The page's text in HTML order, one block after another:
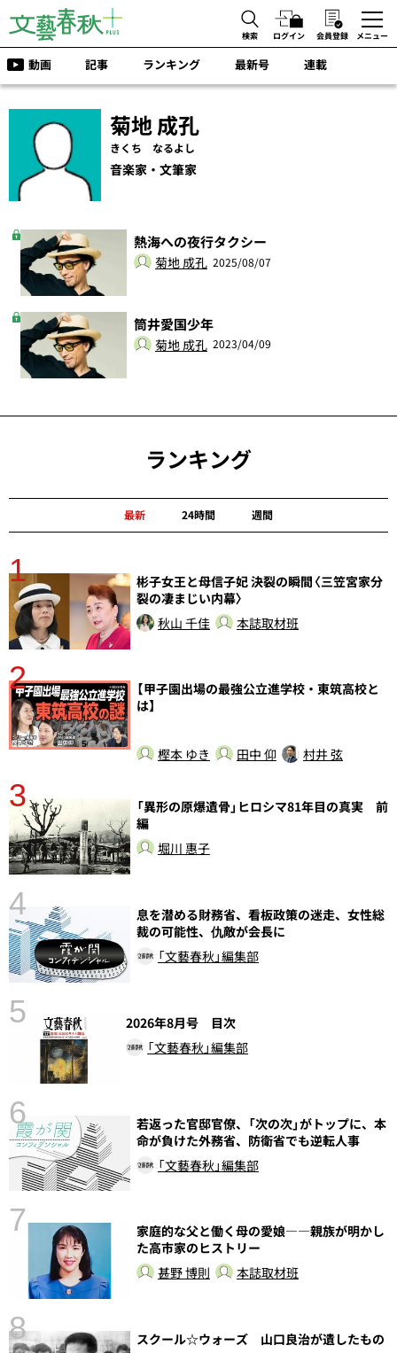
検索 ログイン 会員登録 メニュー
動画 記事 ランキング 最新号 連載
菊地 成孔
きくち なるよし
音楽家・文筆家
熱海への夜行タクシー
菊地 成孔 2025/08/07
筒井愛国少年
菊地 成孔 2023/04/09
ランキング
最新 24時間 週間
1
彬子女王と母信子妃 決裂の瞬間〈三笠宮家分
裂の凄まじい内幕〉
秋山 千佳
本誌取材班
2
【甲子園出場の最強公立進学校・東筑高校と
は】
樫本 ゆき 田中 仰 村井 弦
3
「異形の原爆遺骨」ヒロシマ81年目の真実 前
編
堀川 惠子
4
息を潜める財務省、看板政策の迷走、女性総
裁の可能性、仇敵が会長に
「文藝春秋」編集部
5
2026年8月号 目次
「文藝春秋」編集部
6
若返った官邸官僚、「次の次」がトップに、本
命が負けた外務省、防衛省でも逆転人事
「文藝春秋」編集部
7
家庭的な父と働く母の愛娘――親族が明かし
た高市家のヒストリー
甚野 博則
本誌取材班
8
スクール☆ウォーズ 山口良治が遺したもの